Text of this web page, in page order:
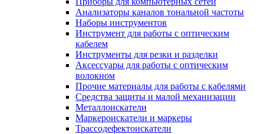
Анализаторы каналов тональной частоты
Наборы инструментов
Инструмент для работы с оптическим
кабелем
Инструменты для резки и разделки
Аксессуары для работы с оптическим
волокном
Прочие материалы для работы с кабелями
Средства защиты и малой механизации
Металлоискатели
Маркероискатели и маркеры
Трассодефектоискатели